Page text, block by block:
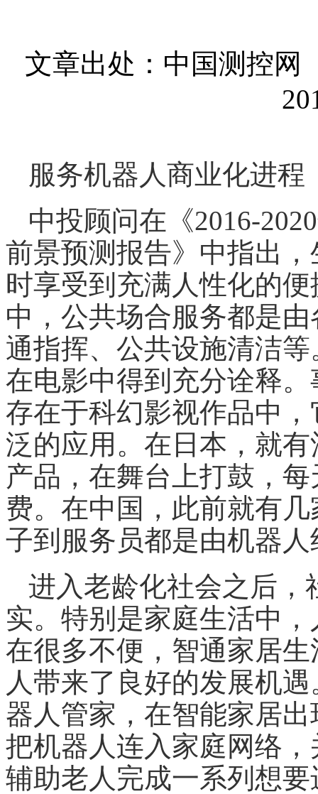
文章出处：中国测控网
服务机器人商业化进程
中投顾问在《2016-
前景预测报告》中指出，
时享受到充满人性化的
中，公共场合服务都是
通指挥、公共设施清洁等
在电影中得到充分诠释
存在于科幻影视作品中
泛的应用。在日本，就
产品，在舞台上打鼓，
费。在中国，此前就有
子到服务员都是由机器人
进入老龄化社会之后，
实。特别是家庭生活中
在很多不便，智通家居
人带来了良好的发展机
器人管家，在智能家居
把机器人连入家庭网络
辅助老人完成一系列想